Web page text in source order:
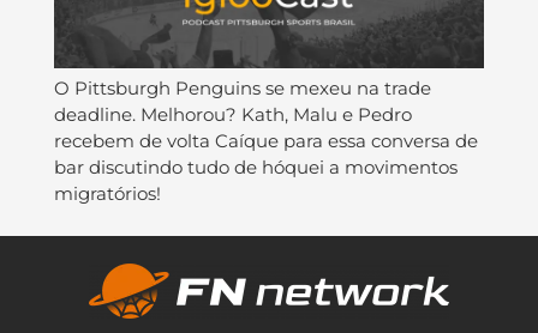
O Pittsburgh Penguins se mexeu na trade
deadline. Melhorou? Kath, Malu e Pedro
recebem de volta Caíque para essa conversa de
bar discutindo tudo de hóquei a movimentos
migratórios!